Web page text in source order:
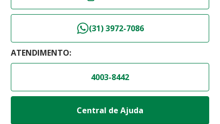
(31) 3972-7086
ATENDIMENTO:
4003-8442
Central de Ajuda